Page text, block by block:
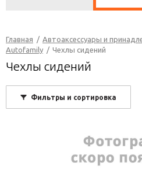
Главная / Автоаксессуары и
Autofamily / Чехлы сидений
Чехлы сидений
Фильтры и сортировка